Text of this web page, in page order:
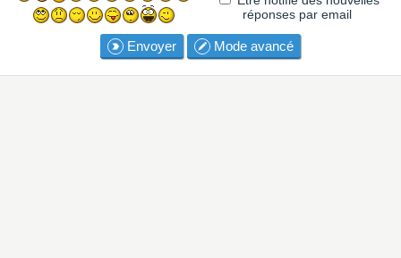
réponses par email
Envoyer Mode avancé